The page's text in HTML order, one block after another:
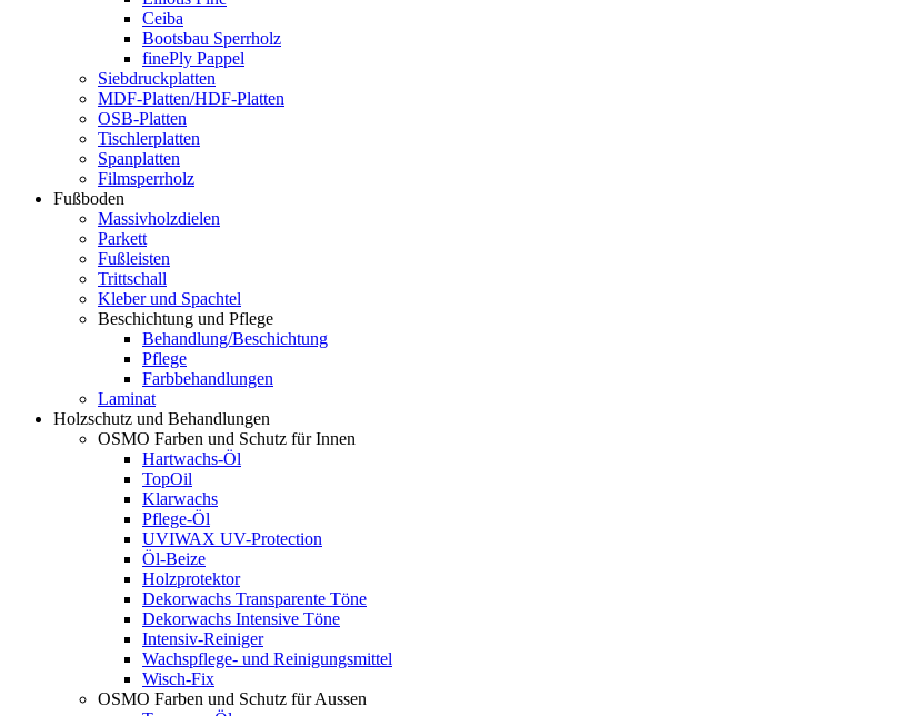
Ceiba
Bootsbau Sperrholz
finePly Pappel
Siebdruckplatten
MDF-Platten/HDF-Platten
OSB-Platten
Tischlerplatten
Spanplatten
Filmsperrholz
Fußboden
Massivholzdielen
Parkett
Fußleisten
Trittschall
Kleber und Spachtel
Beschichtung und Pflege
Behandlung/Beschichtung
Pflege
Farbbehandlungen
Laminat
Holzschutz und Behandlungen
OSMO Farben und Schutz für Innen
Hartwachs-Öl
TopOil
Klarwachs
Pflege-Öl
UVIWAX UV-Protection
Öl-Beize
Holzprotektor
Dekorwachs Transparente Töne
Dekorwachs Intensive Töne
Intensiv-Reiniger
Wachspflege- und Reinigungsmittel
Wisch-Fix
OSMO Farben und Schutz für Aussen